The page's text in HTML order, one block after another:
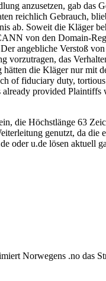
anzusetzen, gab das
reichlich Gebrauch,
ab. Soweit die Kläger
von den Domain-
angebliche Verstoß
vorzutragen, das
die Kläger nur mit
of fiduciary duty,
provided
die Höchstlänge 63
genutzt, da die
oder u.de lösen aktuell
Norwegens .no das